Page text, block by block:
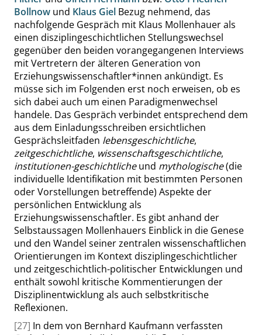
Bollnow und Klaus Giel Bezug nehmend, das
nachfolgende Gespräch mit Klaus Mollenhauer als
einen disziplingeschichtlichen Stellungswechsel
gegenüber den beiden vorangegangenen Interviews
mit Vertretern der älteren Generation von
Erziehungswissenschaftler*innen ankündigt. Es
müsse sich im Folgenden erst noch erweisen, ob es
sich dabei auch um einen Paradigmenwechsel
handele. Das Gespräch verbindet entsprechend dem
aus dem Einladungsschreiben ersichtlichen
Gesprächsleitfaden lebensgeschichtliche,
zeitgeschichtliche, wissenschaftsgeschichtliche,
institutionen-geschichtlicheund mythologische(die
individuelle Identifikation mit bestimmten Personen
oder Vorstellungen betreffende) Aspekte der
persönlichen Entwicklung als
Erziehungswissenschaftler. Es gibt anhand der
Selbstaussagen Mollenhauers Einblick in die Genese
und den Wandel seiner zentralen wissenschaftlichen
Orientierungen im Kontext disziplingeschichtlicher
und zeitgeschichtlich-politischer Entwicklungen und
enthält sowohl kritische Kommentierungen der
Disziplinentwicklung als auch selbstkritische
Reflexionen.
[27] In dem von Bernhard Kaufmann verfassten